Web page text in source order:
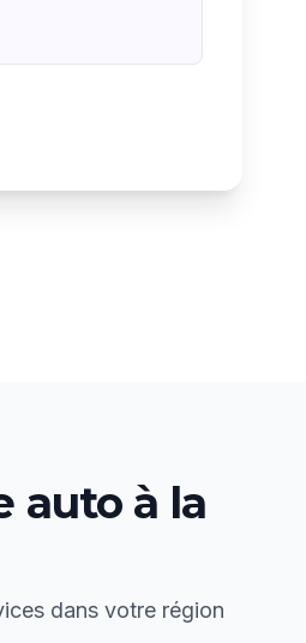
auto à la
dans votre région